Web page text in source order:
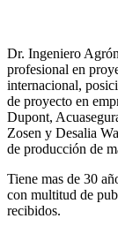
Dr. Ingeniero
profesional en
internacional,
de proyecto en
Dupont,
Zosen y Desalia
de producción de
Tiene mas de 30
con multitud de
recibidos.